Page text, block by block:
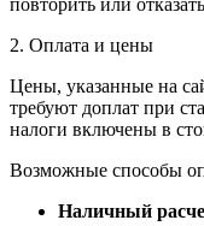
2. Оплата и цены
Цены, указанные на
требуют доплат при
налоги включены в
Возможные способы
Наличный